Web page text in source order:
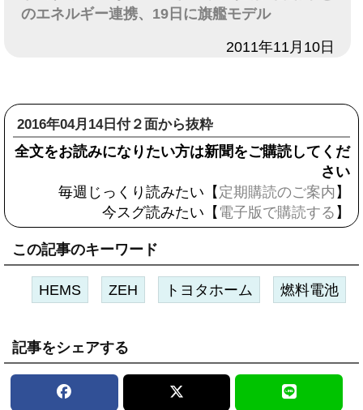
のエネルギー連携、19日に旗艦モデル
2011年11月10日
2016年04月14日付２面から抜粋
全文をお読みになりたい方は新聞をご購読してくだ
さい
毎週じっくり読みたい【 定期購読のご案内 】
今スグ読みたい【 電子版で購読する 】
この記事のキーワード
HEMS ZEH トヨタホーム 燃料電池
記事をシェアする